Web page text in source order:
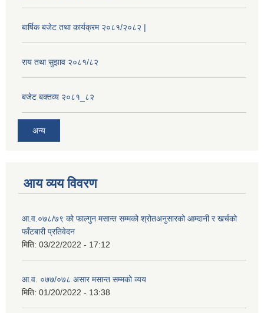
बार्षिक बजेट तथा कार्यक्रम २०८१/२०८२ |
राय तथा सुझाव २०८१/८२
बजेट बक्तव्य २०८१_८२
अन्य
आय व्यय विवरण
आ.व.०७८/७९ को फाल्गुन मसान्त सम्मको श्रोतअनुसारको आम्दानी र खर्चको
फाँटबारी प्रतिवेदन
मिति: 03/22/2022 - 17:12
आ.व. ०७७/०७८ असार मसान्त सम्मको व्यय
मिति: 01/20/2022 - 13:38